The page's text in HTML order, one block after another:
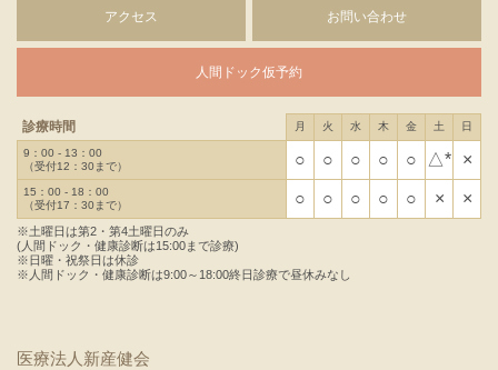
アクセス お問い合わせ
人間ドック仮予約
診療時間 月 火 水 木 金 土 日
9：00 - 13：00
（受付12：30まで）
○ ○ ○ ○ ○ △* ×
15：00 - 18：00
（受付17：30まで）
○ ○ ○ ○ ○ × ×
※土曜日は第2・第4土曜日のみ
(人間ドック・健康診断は15:00まで診療)
※日曜・祝祭日は休診
※人間ドック・健康診断は9:00～18:00終日診療で昼休みなし
医療法人新産健会